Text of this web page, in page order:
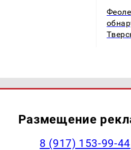
Размещение
‭8 (917) 153-99-44